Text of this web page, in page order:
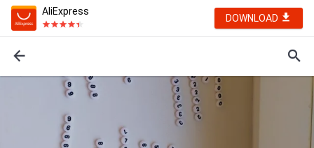
AliExpress
DOWNLOAD